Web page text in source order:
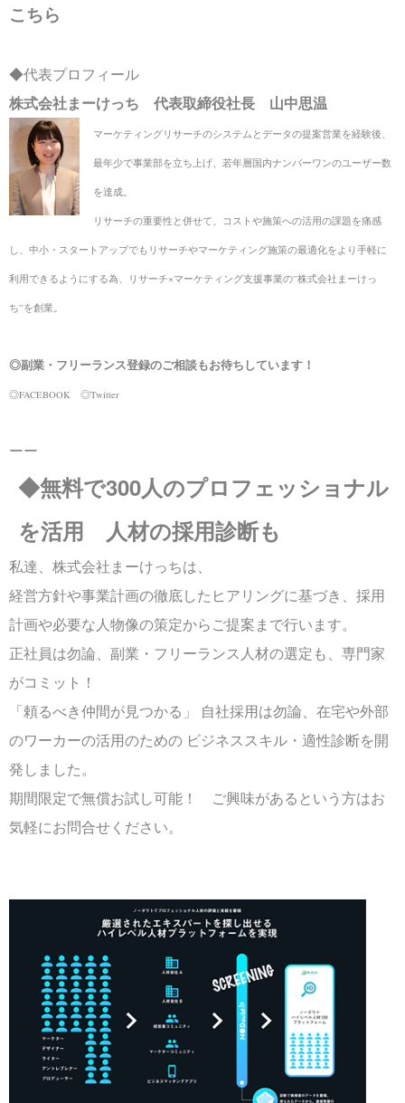
こちら
◆代表プロフィール
株式会社まーけっち 代表取締役社長 山中思温
マーケティングリサーチのシステムとデータの提案営業を経験後、
最年少で事業部を立ち上げ、 若年層国内ナンバーワンのユーザー数
を達成。
リサーチの重要性と併せて、コストや施策への活用の課題を痛感
し、中小・スタートアップでも リサーチやマーケティング施策の最適化をより手軽に
利用できるようにする為、 リサーチ×マーケティング支援事業の”株式会社まーけっ
ち”を創業。
◎副業・フリーランス登録のご相談もお待ちしています！
◎FACEBOOK ◎Twitter
ーー
◆無料で300人のプロフェッショナル
を活用 人材の採用診断も
私達、株式会社まーけっちは、
経営方針や事業計画の徹底したヒアリングに基づき、採用
計画や必要な人物像の策定からご提案まで行います。
正社員は勿論、副業・フリーランス人材の選定も、専門家
がコミット！
「頼るべき仲間が見つかる」 自社採用は勿論、在宅や外部
のワーカーの活用のための ビジネススキル・適性診断を開
発しました。
期間限定で無償お試し可能！ ご興味があるという方はお
気軽にお問合せください。